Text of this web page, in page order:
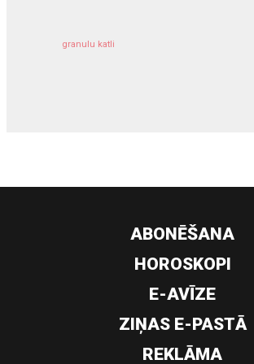
granulu katli
ABONĒŠANA
HOROSKOPI
E-AVĪZE
ZIŅAS E-PASTĀ
REKLĀMA